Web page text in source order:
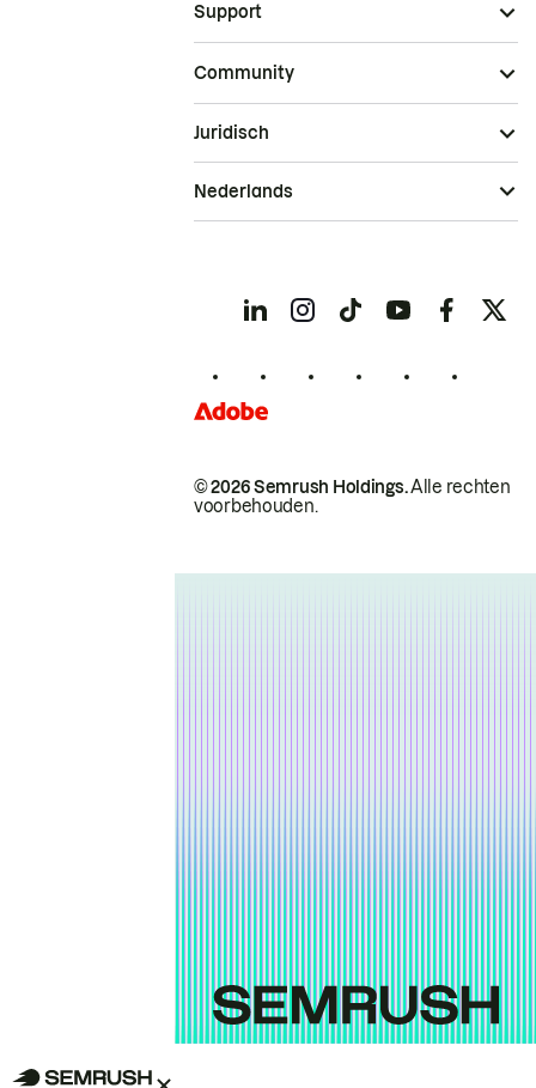
Support
Community
© 2026 Semrush Holdings.Alle rechten
voorbehouden.
Juridisch
Nederlands